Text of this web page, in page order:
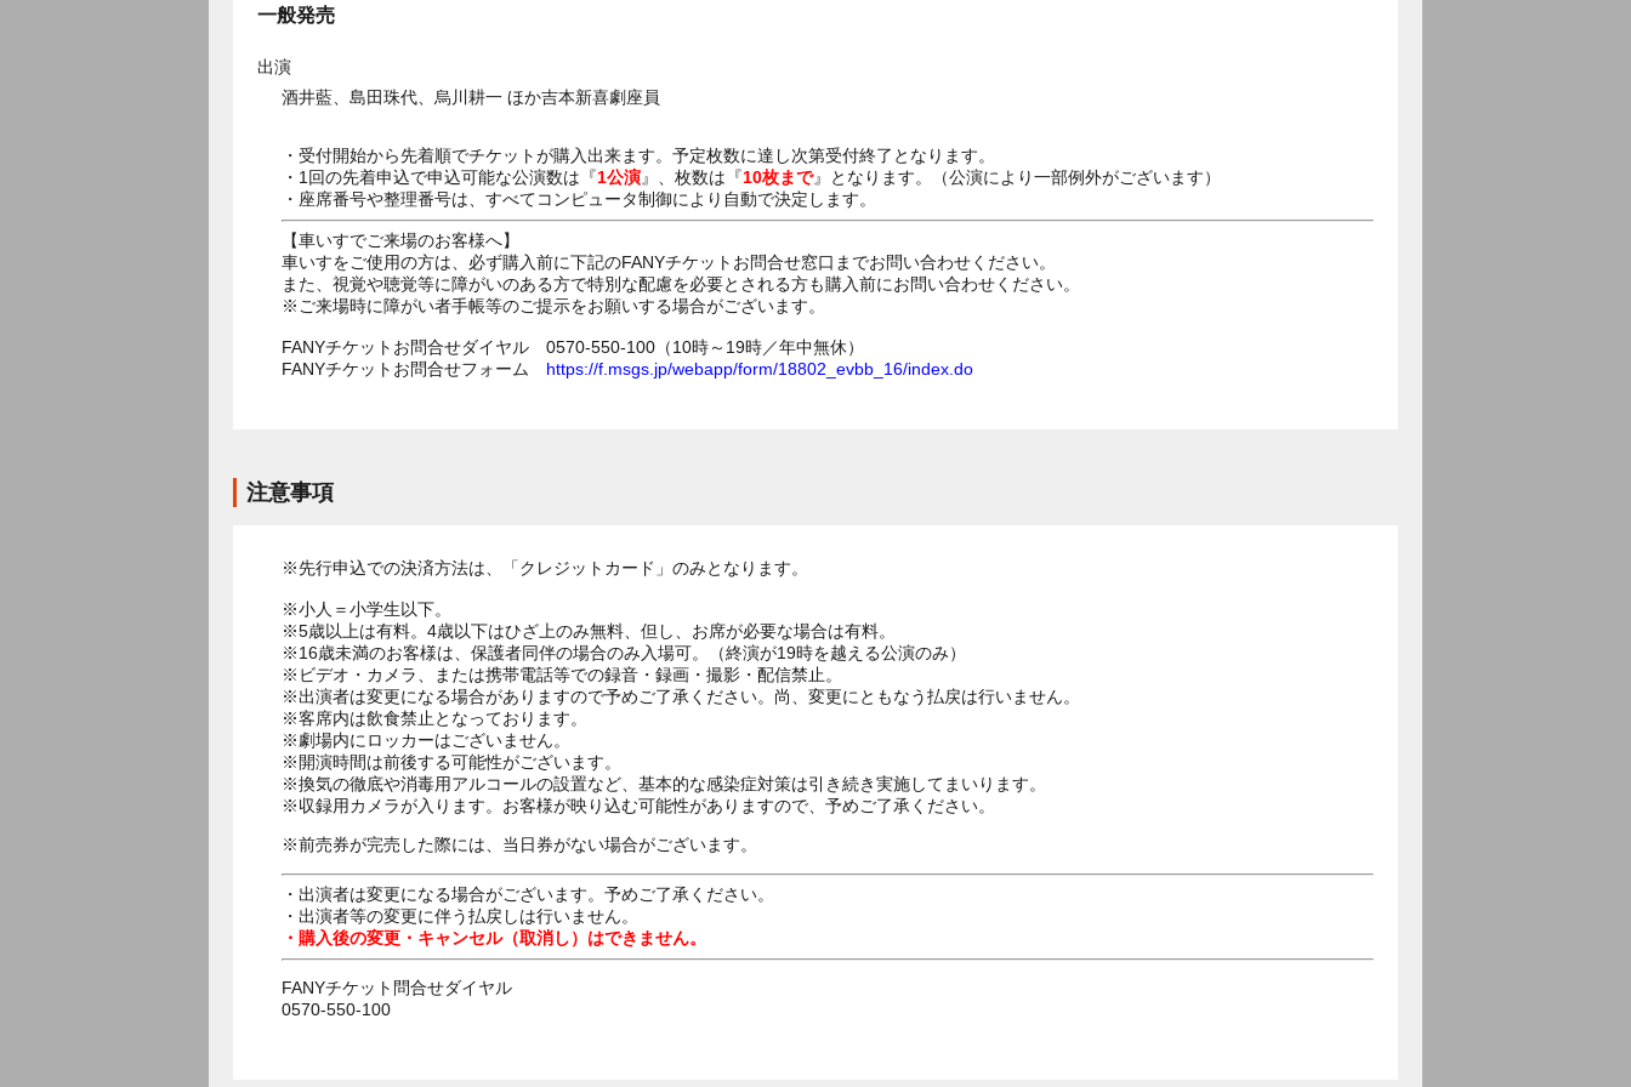
一般発売
出演
酒井藍、島田珠代、烏川耕一 ほか吉本新喜劇座員
・受付開始から先着順でチケットが購入出来ます。予定枚数に達し次第受付終了となります。
・1回の先着申込で申込可能な公演数は『1公演』、枚数は『10枚まで』となります。（公演により一部例外がございます）
・座席番号や整理番号は、すべてコンピュータ制御により自動で決定します。
【車いすでご来場のお客様へ】
車いすをご使用の方は、必ず購入前に下記のFANYチケットお問合せ窓口までお問い合わせください。
また、視覚や聴覚等に障がいのある方で特別な配慮を必要とされる方も購入前にお問い合わせください。
※ご来場時に障がい者手帳等のご提示をお願いする場合がございます。
FANYチケットお問合せダイヤル 0570-550-100（10時～19時／年中無休）
FANYチケットお問合せフォーム https://f.msgs.jp/webapp/form/18802_evbb_16/index.do
注意事項
※先行申込での決済方法は、「クレジットカード」のみとなります。
※小人＝小学生以下。
※5歳以上は有料。4歳以下はひざ上のみ無料、但し、お席が必要な場合は有料。
※16歳未満のお客様は、保護者同伴の場合のみ入場可。（終演が19時を越える公演のみ）
※ビデオ・カメラ、または携帯電話等での録音・録画・撮影・配信禁止。
※出演者は変更になる場合がありますので予めご了承ください。尚、変更にともなう払戻は行いません。
※客席内は飲食禁止となっております。
※劇場内にロッカーはございません。
※開演時間は前後する可能性がございます。
※換気の徹底や消毒用アルコールの設置など、基本的な感染症対策は引き続き実施してまいります。
※収録用カメラが入ります。お客様が映り込む可能性がありますので、予めご了承ください。
※前売券が完売した際には、当日券がない場合がございます。
・出演者は変更になる場合がございます。予めご了承ください。
・出演者等の変更に伴う払戻しは行いません。
・購入後の変更・キャンセル（取消し）はできません。
FANYチケット問合せダイヤル
0570-550-100